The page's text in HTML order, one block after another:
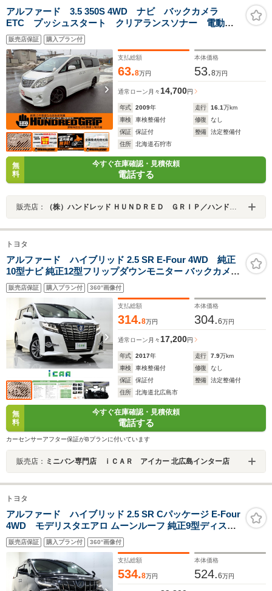
アルファード 3.5 350S 4WD ナビ バックカメラ
ETC プッシュスタート クリアランスソナー 電動格
納ミラー ステアリングスイッチ ドアミラーウインカ
ー
販売店保証 購入プラン付
支払総額
63.8万円
本体価格
53.8万円
通常ローン 月々 14,700円
年式 2009年 走行 16.1万km
車検
車検整備付 修復
なし
保証
保証付 整備
法定整備付
住所
北海道石狩市
無
料
今すぐ在庫確認・見積依頼
電話する
販売店： （株）ハンドレッド ＨＵＮＤＲＥＤ ＧＲＩＰ／ハンドレッドグリップ
トヨタ
アルファード ハイブリッド 2.5 SR E-Four 4WD 純正
10型ナビ 純正12型フリップダウンモニター バックカメラ
パワーバックドア クリアランスソナー クルーズコントロ
ール オートブレーキホールド 黒半革シート 運転席シート
メモリー機能 純正ドライブレコーダー
販売店保証 購入プラン付 360°画像付
支払総額
314.8万円
本体価格
304.6万円
通常ローン 月々 17,200円
年式 2017年 走行 7.9万km
車検
車検整備付 修復
なし
保証
保証付 整備
法定整備付
住所
北海道北広島市
無
料
今すぐ在庫確認・見積依頼
電話する
カーセンサーアフター保証がBプランに付いています
販売店： ミニバン専門店 ｉＣＡＲ アイカー 北広島インター店
トヨタ
アルファード ハイブリッド 2.5 SR Cパッケージ E-Four
4WD モデリスタエアロ ムーンルーフ 純正9型ディスプ
レイオーディオ 純正12型フリップダウンモニター バック
カメラ パワーバックドア シグネチャーイルミブレード モ
デリスタマフラー 純正デジタルインナーミラー BSM
販売店保証 購入プラン付 360°画像付
支払総額
534.8万円
本体価格
524.6万円